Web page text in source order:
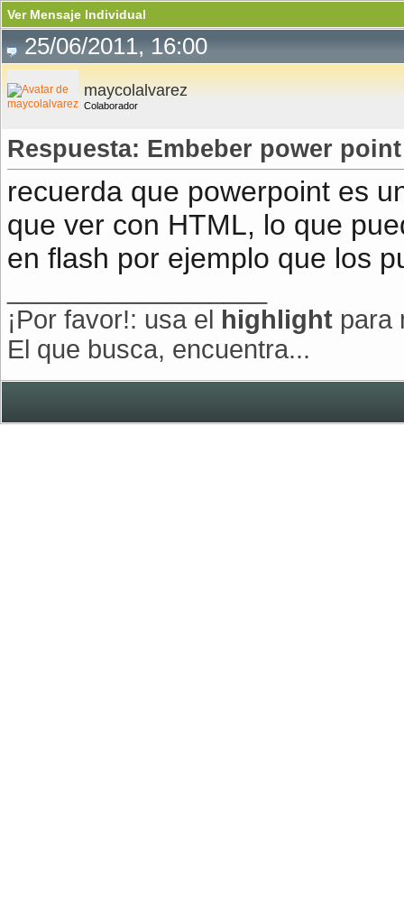
Ver Mensaje Individual
25/06/2011, 16:00
maycolalvarez
Colaborador
Respuesta: Embeber power
recuerda que powerpoint es
que ver con HTML, lo que
en flash por ejemplo que los
¡Por favor!: usa el highlight para
El que busca, encuentra...